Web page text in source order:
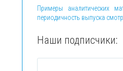
Примеры аналитических
периодичность выпуска
Наши подписчики: